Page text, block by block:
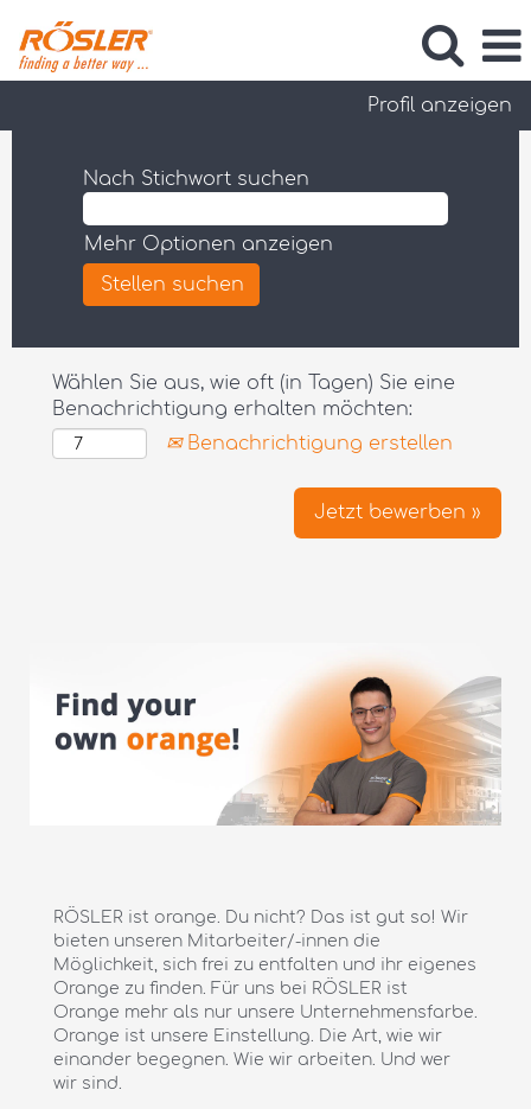
Profil anzeigen
Nach Stichwort suchen
Mehr Optionen anzeigen
Wählen Sie aus, wie oft (in Tagen) Sie eine
Benachrichtigung erhalten möchten:
Benachrichtigung erstellen
Jetzt bewerben »
RÖSLER ist orange. Du nicht? Das ist gut so! Wir
bieten unseren Mitarbeiter/-innen die
Möglichkeit, sich frei zu entfalten und ihr eigenes
Orange zu finden. Für uns bei RÖSLER ist
Orange mehr als nur unsere Unternehmensfarbe.
Orange ist unsere Einstellung. Die Art, wie wir
einander begegnen. Wie wir arbeiten. Und wer
wir sind.